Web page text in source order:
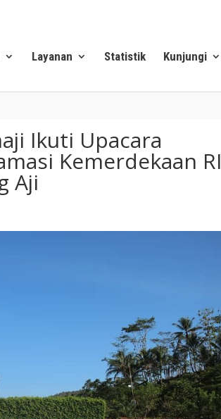
Layanan Statistik Kunjungi
Ikuti Upacara
Kemerdekaan RI
Aji